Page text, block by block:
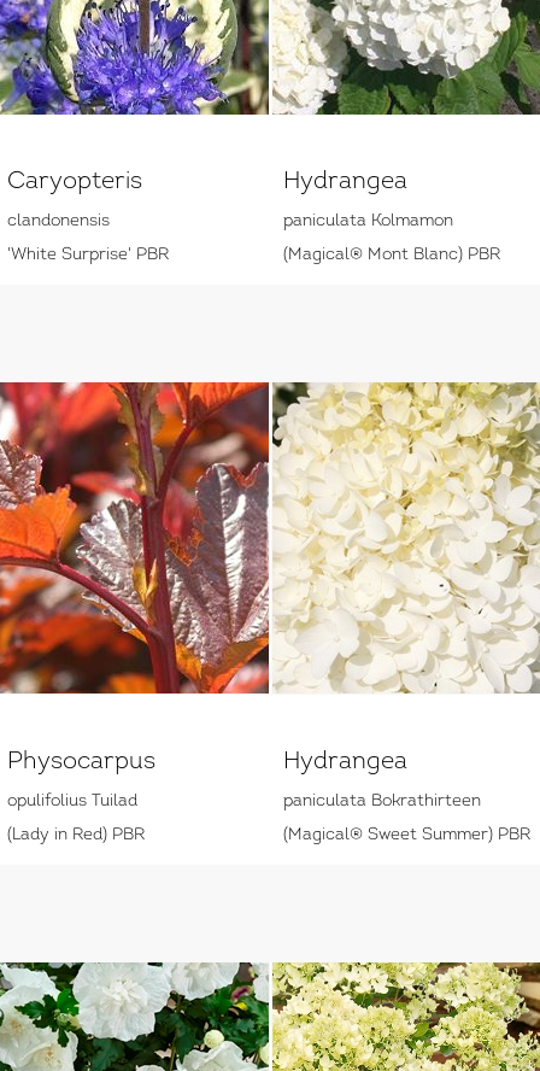
Caryopteris
clandonensis
'White Surprise' PBR
Hydrangea
paniculata Kolmamon
(Magical® Mont Blanc) PBR
Physocarpus
opulifolius Tuilad
(Lady in Red) PBR
Hydrangea
paniculata Bokrathirteen
(Magical® Sweet Summer) PBR